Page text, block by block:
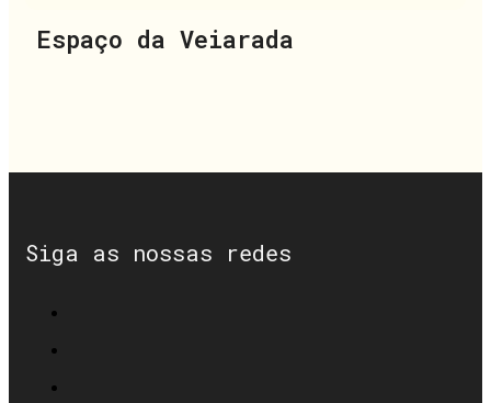
Espaço da Veiarada
Siga as nossas redes